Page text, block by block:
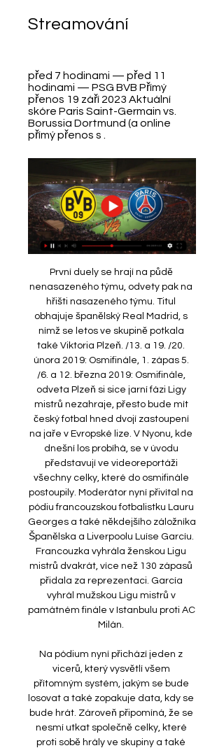
Streamování
před 7 hodinami — před 11
hodinami — PSG BVB Přímý
přenos 19 září 2023 Aktuální
skóre Paris Saint-Germain vs.
Borussia Dortmund (a online
přímý přenos s .
První duely se hrají na půdě
nenasazeného týmu, odvety pak na
hřišti nasazeného týmu. Titul
obhajuje španělský Real Madrid, s
nímž se letos ve skupině potkala
také Viktoria Plzeň. /13. a 19. /20.
února 2019: Osmifinále, 1. zápas 5.
/6. a 12. března 2019: Osmifinále,
odveta Plzeň si sice jarní fázi Ligy
mistrů nezahraje, přesto bude mít
český fotbal hned dvojí zastoupení
na jaře v Evropské lize. V Nyonu, kde
dnešní los probíhá, se v úvodu
představují ve videoreportáži
všechny celky, které do osmifinále
postoupily. Moderátor nyní přivítal na
pódiu francouzskou fotbalistku Lauru
Georges a také někdejšího záložníka
Španělska a Liverpoolu Luíse Garcíu.
Francouzka vyhrála ženskou Ligu
mistrů dvakrát, více než 130 zápasů
přidala za reprezentaci. García
vyhrál mužskou Ligu mistrů v
památném finále v Istanbulu proti AC
Milán.
Na pódium nyní přichází jeden z
vicerů, který vysvětlí všem
přítomným systém, jakým se bude
losovat a také zopakuje data, kdy se
bude hrát. Zároveň připomíná, že se
nesmí utkat společně celky, které
proti sobě hrály ve skupiny a také